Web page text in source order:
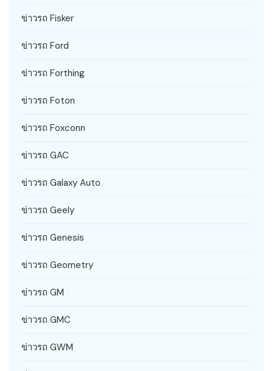
ข่าวรถ Fisker
ข่าวรถ Ford
ข่าวรถ Forthing
ข่าวรถ Foton
ข่าวรถ Foxconn
ข่าวรถ GAC
ข่าวรถ Galaxy Auto
ข่าวรถ Geely
ข่าวรถ Genesis
ข่าวรถ Geometry
ข่าวรถ GM
ข่าวรถ GMC
ข่าวรถ GWM